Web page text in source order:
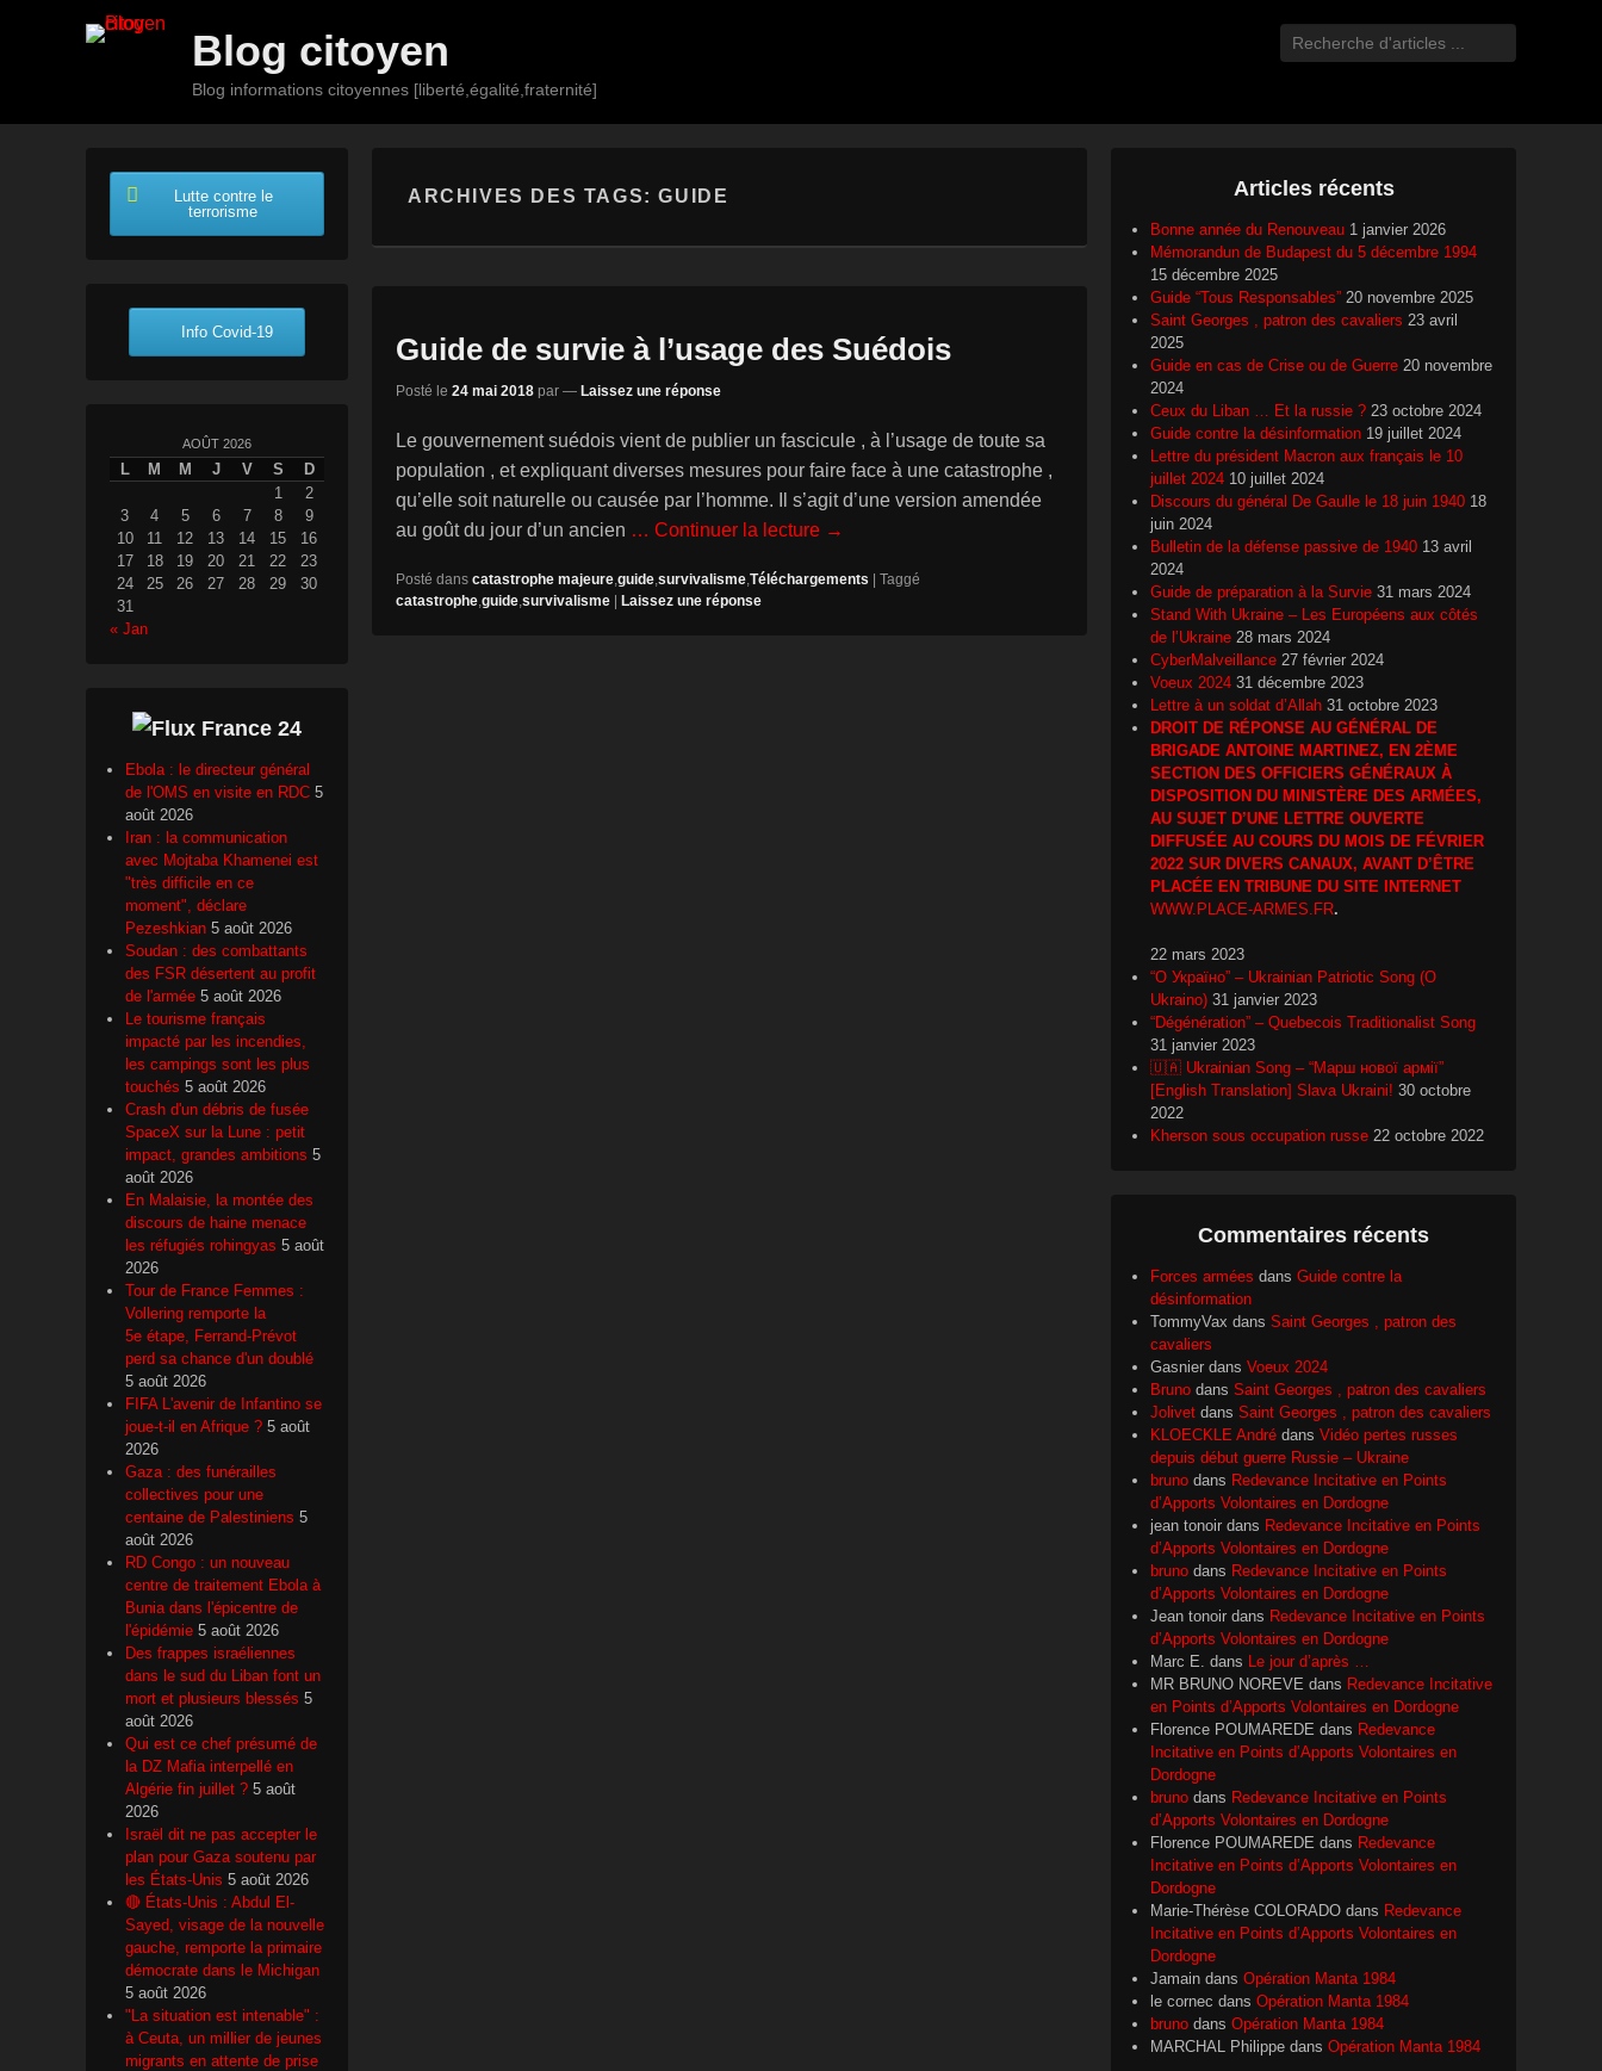
Blog citoyen
Blog informations citoyennes [liberté,égalité,fraternité]
Recherche
ARCHIVES DES TAGS:GUIDE
Guide de survie à l’usage des Suédois
Posté le 24 mai 2018 par — Laissez une réponse
Le gouvernement suédois vient de publier un fascicule , à l’usage de toute sa
population , et expliquant diverses mesures pour faire face à une catastrophe ,
qu’elle soit naturelle ou causée par l’homme. Il s’agit d’une version amendée
au goût du jour d’un ancien … Continuer la lecture →
Posté dans catastrophe majeure guide survivalisme Téléchargements | Taggé
catastrophe guide survivalisme | Laissez une réponse
Articles récents
Bonne année du Renouveau 1 janvier 2026
Mémorandun de Budapest du 5 décembre 1994
15 décembre 2025
Guide “Tous Responsables” 20 novembre 2025
Saint Georges , patron des cavaliers 23 avril
2025
Guide en cas de Crise ou de Guerre 20 novembre
2024
Ceux du Liban … Et la russie ? 23 octobre 2024
Guide contre la désinformation 19 juillet 2024
Lettre du président Macron aux français le 10
juillet 2024 10 juillet 2024
Discours du général De Gaulle le 18 juin 1940 18
juin 2024
Bulletin de la défense passive de 1940 13 avril
2024
Guide de préparation à la Survie 31 mars 2024
Stand With Ukraine – Les Européens aux côtés
de l’Ukraine 28 mars 2024
CyberMalveillance 27 février 2024
Voeux 2024 31 décembre 2023
Lettre à un soldat d’Allah 31 octobre 2023
DROIT DE RÉPONSE AU GÉNÉRAL DE
BRIGADE ANTOINE MARTINEZ, EN 2ÈME
SECTION DES OFFICIERS GÉNÉRAUX À
DISPOSITION DU MINISTÈRE DES ARMÉES,
AU SUJET D’UNE LETTRE OUVERTE
DIFFUSÉE AU COURS DU MOIS DE FÉVRIER
2022 SUR DIVERS CANAUX, AVANT D’ÊTRE
PLACÉE EN TRIBUNE DU SITE INTERNET
WWW.PLACE-ARMES.FR.
22 mars 2023
“О Україно” – Ukrainian Patriotic Song (O
Ukraino) 31 janvier 2023
“Dégénération” – Quebecois Traditionalist Song
31 janvier 2023
🇺🇦 Ukrainian Song – “Марш нової армії”
[English Translation] Slava Ukraini! 30 octobre
2022
Kherson sous occupation russe 22 octobre 2022
Commentaires récents
Forces armées dans Guide contre la
désinformation
TommyVax dans Saint Georges , patron des
cavaliers
Gasnier dans Voeux 2024
Bruno dans Saint Georges , patron des cavaliers
Jolivet dans Saint Georges , patron des cavaliers
KLOECKLE André dans Vidéo pertes russes
depuis début guerre Russie – Ukraine
bruno dans Redevance Incitative en Points
d’Apports Volontaires en Dordogne
jean tonoir dans Redevance Incitative en Points
d’Apports Volontaires en Dordogne
bruno dans Redevance Incitative en Points
d’Apports Volontaires en Dordogne
Jean tonoir dans Redevance Incitative en Points
d’Apports Volontaires en Dordogne
Marc E. dans Le jour d’après …
MR BRUNO NOREVE dans Redevance Incitative
en Points d’Apports Volontaires en Dordogne
Florence POUMAREDE dans Redevance
Incitative en Points d’Apports Volontaires en
Dordogne
bruno dans Redevance Incitative en Points
d’Apports Volontaires en Dordogne
Florence POUMAREDE dans Redevance
Incitative en Points d’Apports Volontaires en
Dordogne
Marie-Thérèse COLORADO dans Redevance
Incitative en Points d’Apports Volontaires en
Dordogne
Jamain dans Opération Manta 1984
le cornec dans Opération Manta 1984
bruno dans Opération Manta 1984
MARCHAL Philippe dans Opération Manta 1984
Lutte contre le
terrorisme
Info Covid-19
AOÛT 2026
L M M J V S
D
1
2
3
4 5 6 7 8
9
10
11 12 13 14 15
16
17
18 19 20 21 22
23
24
25 26 27 28 29
30
31
« Jan
France 24
Ebola : le directeur général
de l'OMS en visite en RDC 5
août 2026
Iran : la communication
avec Mojtaba Khamenei est
"très difficile en ce
moment", déclare
Pezeshkian 5 août 2026
Soudan : des combattants
des FSR désertent au profit
de l'armée 5 août 2026
Le tourisme français
impacté par les incendies,
les campings sont les plus
touchés 5 août 2026
Crash d'un débris de fusée
SpaceX sur la Lune : petit
impact, grandes ambitions 5
août 2026
En Malaisie, la montée des
discours de haine menace
les réfugiés rohingyas 5 août
2026
Tour de France Femmes :
Vollering remporte la
5e étape, Ferrand-Prévot
perd sa chance d'un doublé
5 août 2026
FIFA L'avenir de Infantino se
joue-t-il en Afrique ? 5 août
2026
Gaza : des funérailles
collectives pour une
centaine de Palestiniens 5
août 2026
RD Congo : un nouveau
centre de traitement Ebola à
Bunia dans l'épicentre de
l'épidémie 5 août 2026
Des frappes israéliennes
dans le sud du Liban font un
mort et plusieurs blessés 5
août 2026
Qui est ce chef présumé de
la DZ Mafia interpellé en
Algérie fin juillet ? 5 août
2026
Israël dit ne pas accepter le
plan pour Gaza soutenu par
les États-Unis 5 août 2026
🔴 États-Unis : Abdul El-
Sayed, visage de la nouvelle
gauche, remporte la primaire
démocrate dans le Michigan
5 août 2026
"La situation est intenable" :
à Ceuta, un millier de jeunes
migrants en attente de prise